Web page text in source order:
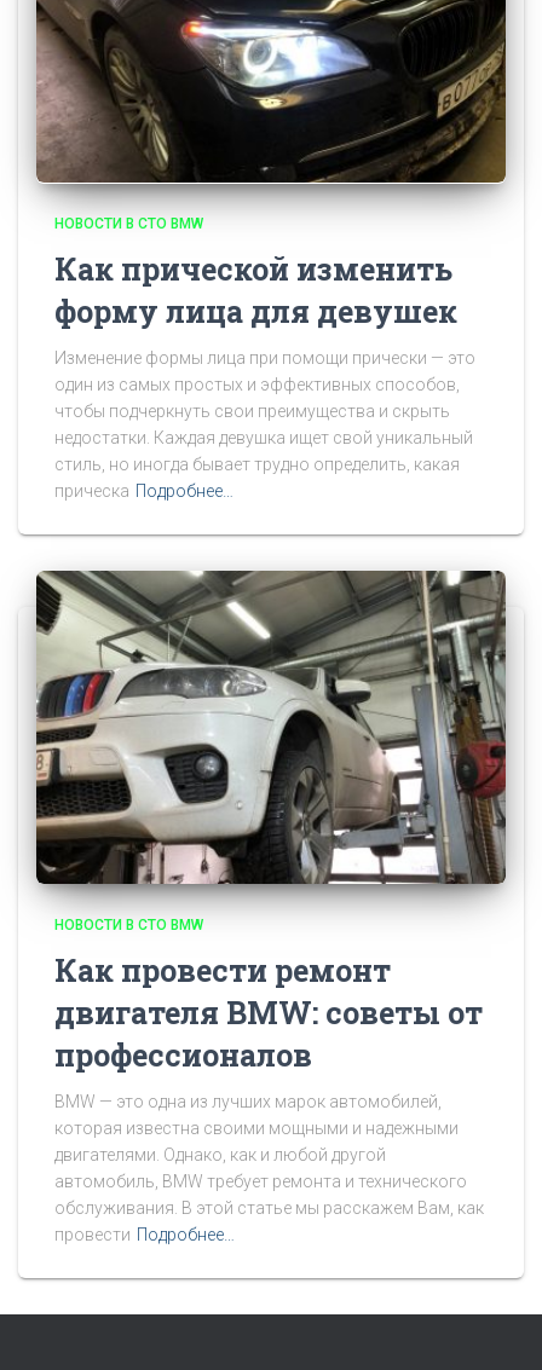
НОВОСТИ В СТО BMW
Как прической изменить
форму лица для девушек
Изменение формы лица при помощи прически — это
один из самых простых и эффективных способов,
чтобы подчеркнуть свои преимущества и скрыть
недостатки. Каждая девушка ищет свой уникальный
стиль, но иногда бывает трудно определить, какая
прическа Подробнее…
НОВОСТИ В СТО BMW
Как провести ремонт
двигателя BMW: советы от
профессионалов
BMW — это одна из лучших марок автомобилей,
которая известна своими мощными и надежными
двигателями. Однако, как и любой другой
автомобиль, BMW требует ремонта и технического
обслуживания. В этой статье мы расскажем Вам, как
провести Подробнее…